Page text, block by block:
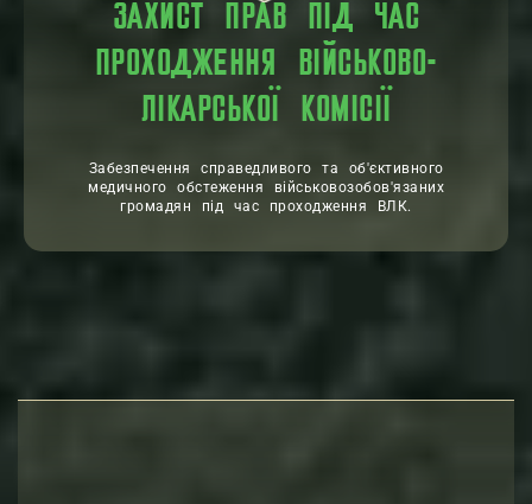
ЗАХИСТ ПРАВ ПІД ЧАС
ПРОХОДЖЕННЯ ВІЙСЬКОВО-
ЛІКАРСЬКОЇ КОМІСІЇ
Забезпечення справедливого та об'єктивного
медичного обстеження військовозобов'язаних
громадян під час проходження ВЛК.